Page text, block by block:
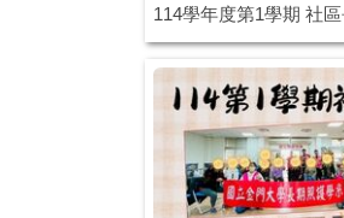
114學年度第1學期 社